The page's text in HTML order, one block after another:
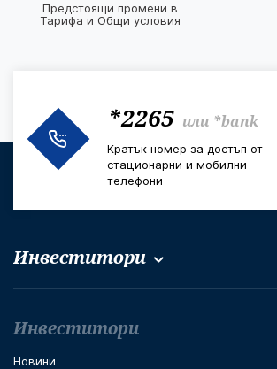
Предстоящи промени в
Тарифа и Общи условия
*2265 или *bank
Кратък номер за достъп от
стационарни и мобилни
телефони
Инвеститори
Футър навигация
Инвеститори
Новини